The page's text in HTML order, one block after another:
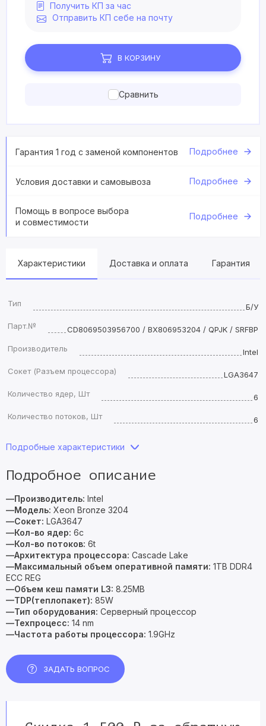
Получить КП за час
Отправить КП себе на почту
В КОРЗИНУ
Сравнить
Гарантия 1 год с заменой компонентов Подробнее
Условия доставки и самовывоза Подробнее
Помощь в вопросе выбора
и совместимости
Подробнее
Характеристики Доставка и оплата Гарантия
Тип
Б/У
Парт.№
CD8069503956700 / BX806953204 / QPJK / SRFBP
Производитель
Intel
Сокет (Разъем процессора)
LGA3647
Количество ядер, Шт
6
Количество потоков, Шт
6
Подробные характеристики
Подробное описание
—Производитель: Intel
—Модель: Xeon Bronze 3204
—Сокет: LGA3647
—Кол-во ядер: 6c
—Кол-во потоков: 6t
—Архитектура процессора: Cascade Lake
—Максимальный объем оперативной памяти: 1TB DDR4
ECC REG
—Объем кеш памяти L3: 8.25MB
—TDP(теплопакет): 85W
—Тип оборудования: Серверный процессор
—Техпроцесс: 14 nm
—Частота работы процессора: 1.9GHz
ЗАДАТЬ ВОПРОС